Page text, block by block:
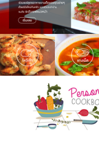
สูตรอาหารล่าสุด
Top Foodie
พาไปชิม
สารพันก้นครัว
เคล็ดลับน่ารู้
เปรียบเทียบหน่ว
เปรียบเทียบอุณห
เปรียบเทียบน้ำห
FoodPedia
สร้าง Cookbook